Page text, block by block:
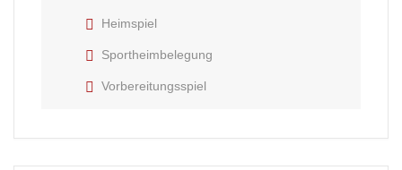
Heimspiel
Sportheimbelegung
Vorbereitungsspiel